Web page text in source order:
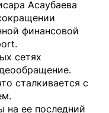
Асаубаева
финансовой
.
сетях
сталкивается с
на ее последний